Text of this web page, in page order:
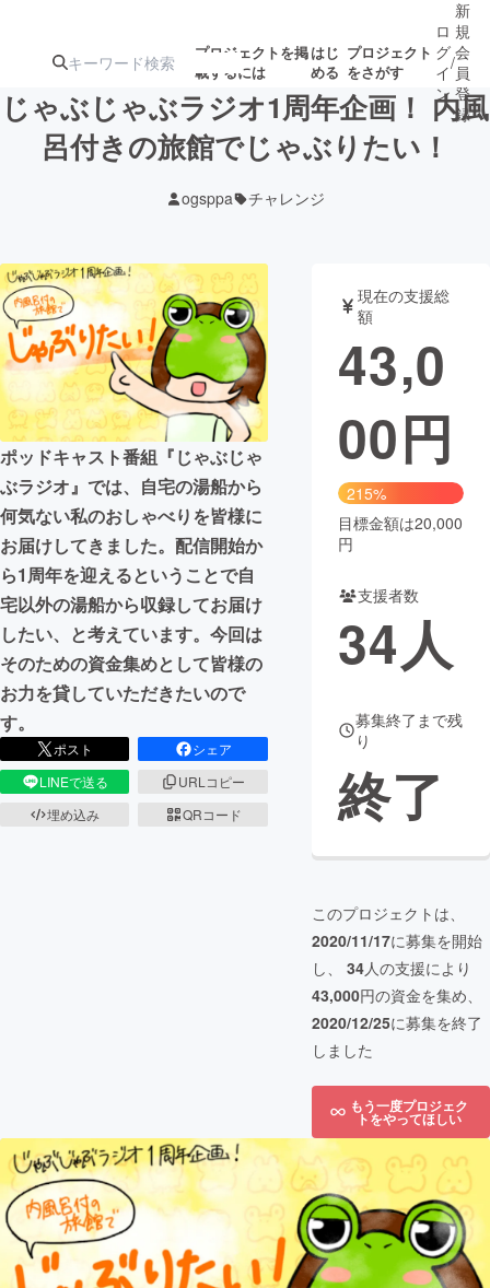
プロジェクトを掲
載するには
はじ
める
プロジェクト
をさがす
ジェクト
ロジェクト
アート・写真 音楽
テクノロジー・ガジェット ゲーム・
映像・映画 書籍・雑誌
ビジネス・起業 チャレンジ
まちづくり・地域活性化
CAMPFIRE for Social Good
CAMPFIRE Creation
CAMPFIREふるさと納税machi-ya コミュニティ
ロ
グ
イ
ン
/
新
規
会
員
登
録
じゃぶじゃぶラジオ1周年企画！ 内風
呂付きの旅館でじゃぶりたい！
ogsppa チャレンジ
ポッドキャスト番組『じゃぶじゃ
ぶラジオ』では、自宅の湯船から
何気ない私のおしゃべりを皆様に
お届けしてきました。配信開始か
ら1周年を迎えるということで自
宅以外の湯船から収録してお届け
したい、と考えています。今回は
そのための資金集めとして皆様の
お力を貸していただきたいので
す。
ポスト
シェア
LINEで送る
URLコピー
埋め込み
QRコード
現在の支援総
額
43,0
00円
215%
目標金額は20,000
円
支援者数
34人
募集終了まで残
り
終了
このプロジェクトは、
2020/11/17に募集を開始
し、 34人の支援により
43,000円の資金を集め、
2020/12/25に募集を終了
しました
もう一度プロジェク
トをやってほしい